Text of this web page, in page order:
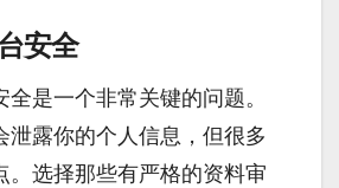
安全
是一个非常关键的问题。
泄露你的个人信息，但很多
。选择那些有严格的资料审